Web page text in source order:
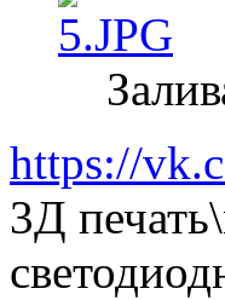
https://
3Д